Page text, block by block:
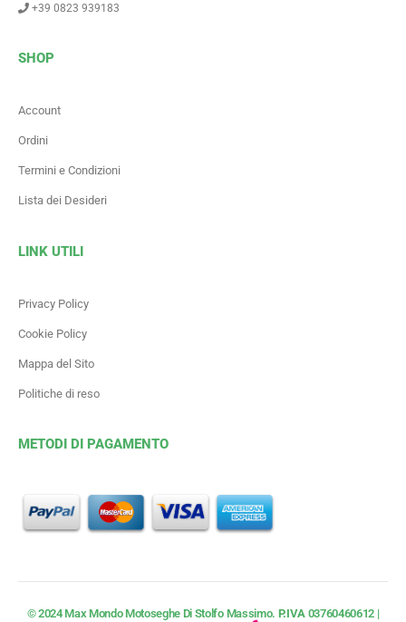
+39 0823 939183
SHOP
Account
Ordini
Termini e Condizioni
Lista dei Desideri
LINK UTILI
Privacy Policy
Cookie Policy
Mappa del Sito
Politiche di reso
METODI DI PAGAMENTO
© 2024 Max Mondo Motoseghe Di Stolfo Massimo. P.IVA 03760460612 |